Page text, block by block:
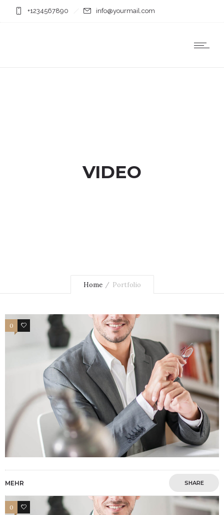
+1234567890 info@yourmail.com
VIDEO
Home Portfolio
0 3
MEHR SHARE
0 3